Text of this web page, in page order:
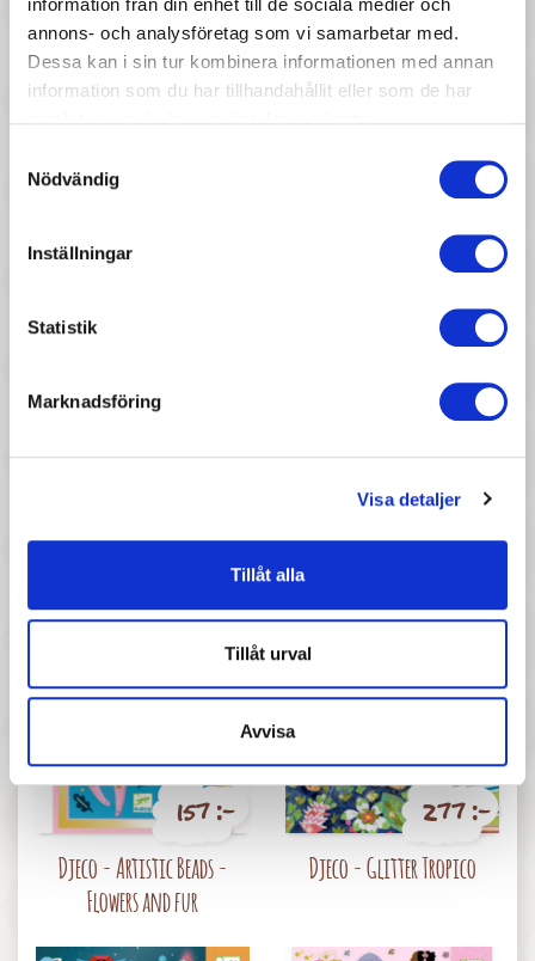
annons- och analysföretag som vi samarbetar med.
Dessa kan i sin tur kombinera informationen med annan
information som du har tillhandahållit eller som de har
Nödvändig
Inställningar
Statistik
Marknadsföring
Visa detaljer
Tillåt alla
Tillåt urval
Avvisa
Djeco - Wildlife
57 :-
Djeco - Stickers Princesses tea
Djeco - Painting, India
277 :-
157 :-
Djeco - Artistic Beads -
Flowers and fur
277 :-
Djeco - Glitter Tropico